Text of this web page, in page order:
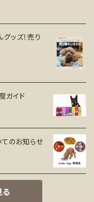
ッズ！売り
ガイド
のお知らせ
る